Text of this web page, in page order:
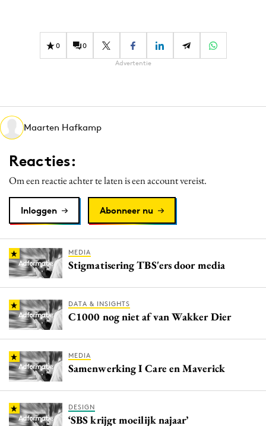
Digital transformation
Interne communicatie
Martech
Media
Programmatic
Purpose Marketing
Reputatie & crisis
0 0
Advertentie
Maarten Hafkamp
Reacties:
Om een reactie achter te laten is een account vereist.
Inloggen Abonneer nu
MEDIA
Stigmatisering TBS'ers door media
DATA & INSIGHTS
C1000 nog niet af van Wakker Dier
MEDIA
Samenwerking I Care en Maverick
DESIGN
‘SBS krijgt moeilijk najaar’